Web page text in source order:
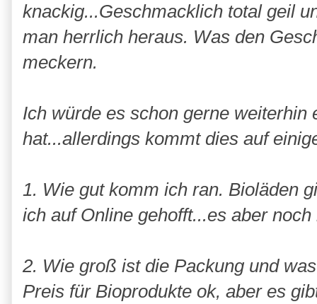
knackig...Geschmacklich total geil
man herrlich heraus. Was den
meckern.
Ich würde es schon gerne
hat...allerdings kommt dies auf
1. Wie gut komm ich ran. Bioläden
ich auf Online gehofft...es aber
2. Wie groß ist die Packung und
Preis für Bioprodukte ok, aber es